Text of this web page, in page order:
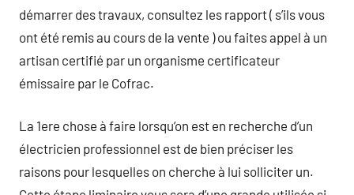
démarrer des travaux, consultez les rapport ( s’ils vous
ont été remis au cours de la vente ) ou faites appel à un
artisan certifié par un organisme certificateur
émissaire par le Cofrac.
La 1ere chose à faire lorsqu’on est en recherche d’un
électricien professionnel est de bien préciser les
raisons pour lesquelles on cherche à lui solliciter un.